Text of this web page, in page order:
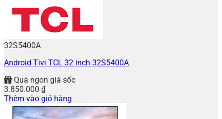
32S5400A
Android Tivi TCL 32 inch 32S5400A
Quà ngon giá sốc
3.850.000 ₫
Thêm vào giỏ hàng